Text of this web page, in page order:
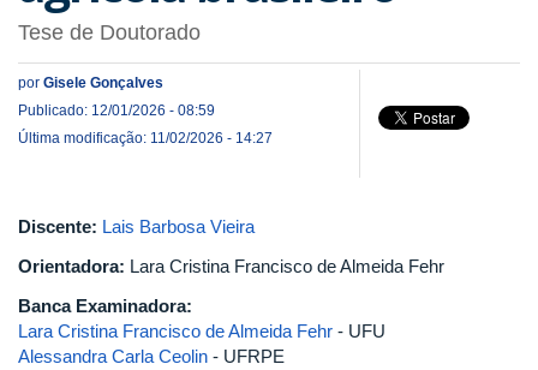
Tese de Doutorado
por Gisele Gonçalves
Publicado: 12/01/2026 - 08:59
Última modificação: 11/02/2026 - 14:27
Discente: Lais Barbosa Vieira
Orientadora: Lara Cristina Francisco de Almeida Fehr
Banca Examinadora:
Lara Cristina Francisco de Almeida Fehr - UFU
Alessandra Carla Ceolin - UFRPE